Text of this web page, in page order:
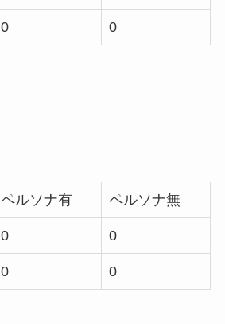
0 0
ペルソナ有 ペルソナ無
0 0
0 0